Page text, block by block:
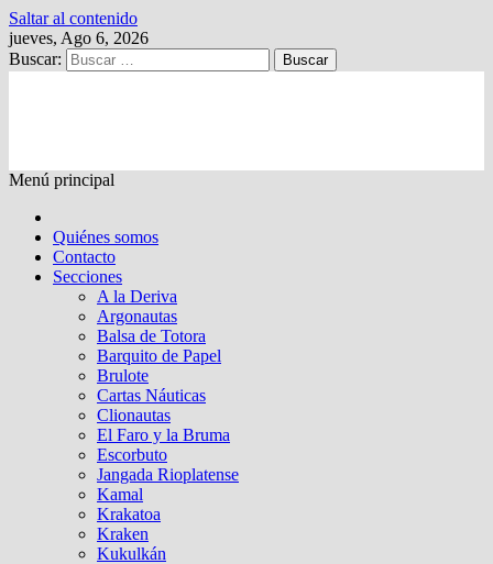
Saltar al contenido
jueves, Ago 6, 2026
Buscar:
Menú principal
Quiénes somos
Contacto
Secciones
A la Deriva
Argonautas
Balsa de Totora
Barquito de Papel
Brulote
Cartas Náuticas
Clionautas
El Faro y la Bruma
Escorbuto
Jangada Rioplatense
Kamal
Krakatoa
Kraken
Kukulkán